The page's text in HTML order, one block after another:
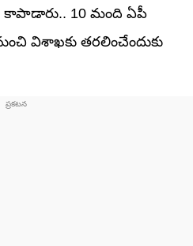
కాపాడారు.. 10 మంది ఏపీ
విశాఖకు తరలించేందుకు